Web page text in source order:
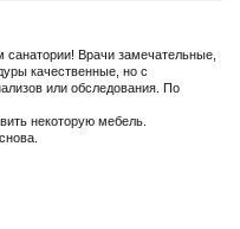
Врачи замечательные,
качественные, но с
или обследования. По
некоторую мебель.